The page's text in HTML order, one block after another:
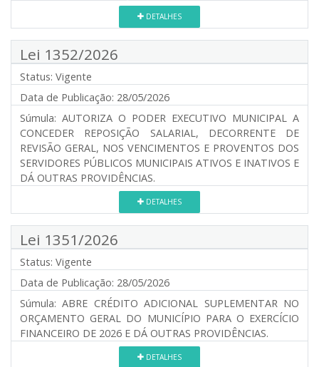
DETALHES
Lei 1352/2026
Status: Vigente
Data de Publicação: 28/05/2026
Súmula: AUTORIZA O PODER EXECUTIVO MUNICIPAL A
CONCEDER REPOSIÇÃO SALARIAL, DECORRENTE DE
REVISÃO GERAL, NOS VENCIMENTOS E PROVENTOS DOS
SERVIDORES PÚBLICOS MUNICIPAIS ATIVOS E INATIVOS E
DÁ OUTRAS PROVIDÊNCIAS.
DETALHES
Lei 1351/2026
Status: Vigente
Data de Publicação: 28/05/2026
Súmula: ABRE CRÉDITO ADICIONAL SUPLEMENTAR NO
ORÇAMENTO GERAL DO MUNICÍPIO PARA O EXERCÍCIO
FINANCEIRO DE 2026 E DÁ OUTRAS PROVIDÊNCIAS.
DETALHES